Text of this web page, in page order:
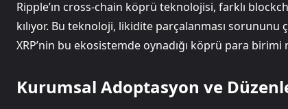
Ripple’ın cross-chain köprü teknolojisi, farklı
kılıyor. Bu teknoloji, likidite parçalanması
XRP’nin bu ekosistemde oynadığı köprü para
Kurumsal Adoptasyon ve